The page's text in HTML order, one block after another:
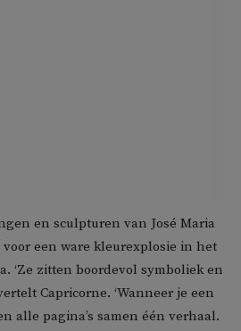
en sculpturen van José Maria
een ware kleurexplosie in het
‘Ze zitten boordevol symboliek en
Capricorne. ‘Wanneer je een
alle pagina’s samen één verhaal.